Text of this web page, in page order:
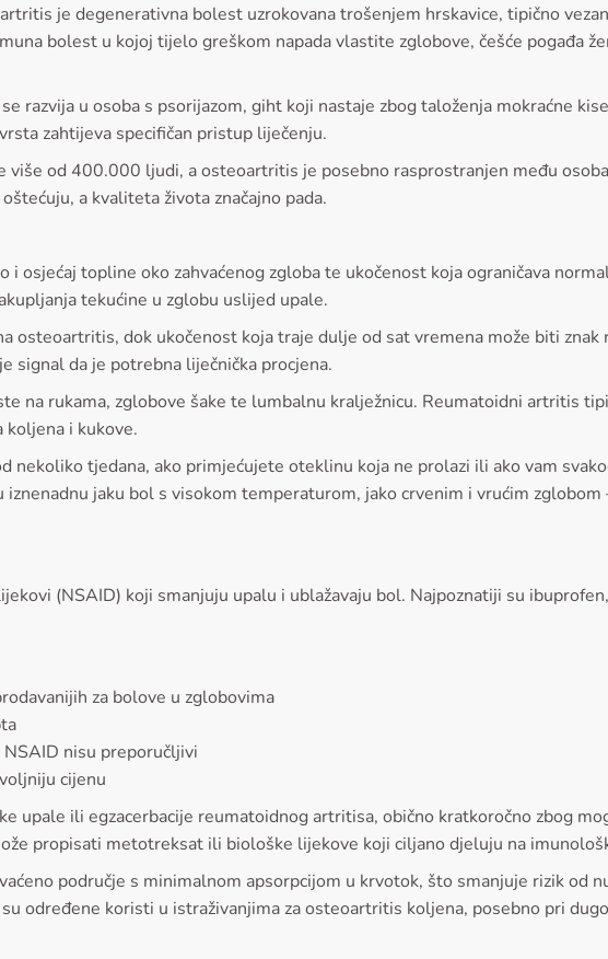
je degenerativna bolest uzrokovana trošenjem hrskavice, tipično
bolest u kojoj tijelo greškom napada vlastite zglobove, češće pogađa
razvija u osoba s psorijazom, giht koji nastaje zbog taloženja mokraćne
zahtijeva specifičan pristup liječenju.
od 400.000 ljudi, a osteoartritis je posebno rasprostranjen među
a kvaliteta života značajno pada.
osjećaj topline oko zahvaćenog zgloba te ukočenost koja ograničava
tekućine u zglobu uslijed upale.
osteoartritis, dok ukočenost koja traje dulje od sat vremena može biti
signal da je potrebna liječnička procjena.
na rukama, zglobove šake te lumbalnu kralježnicu. Reumatoidni artritis
i kukove.
tjedana, ako primjećujete oteklinu koja ne prolazi ili ako vam
jaku bol s visokom temperaturom, jako crvenim i vrućim zglobom
(NSAID) koji smanjuju upalu i ublažavaju bol. Najpoznatiji su
za bolove u zglobovima
nisu preporučljivi
cijenu
upale ili egzacerbacije reumatoidnog artritisa, obično kratkoročno zbog
propisati metotreksat ili biološke lijekove koji ciljano djeluju na
područje s minimalnom apsorpcijom u krvotok, što smanjuje rizik od
određene koristi u istraživanjima za osteoartritis koljena, posebno pri